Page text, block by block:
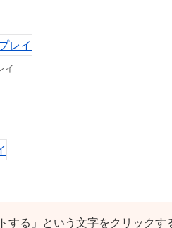
イ
する」という文字をクリックす